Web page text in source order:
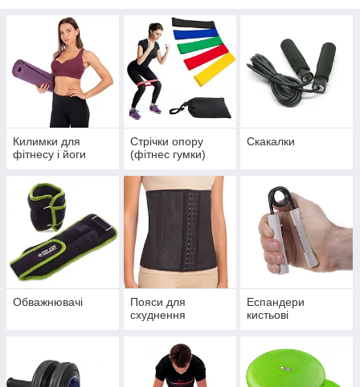
Килимки для
фітнесу і йоги
Стрічки опору
(фітнес гумки)
Скакалки
Обважнювачі
Пояси для
схуднення
Еспандери
кистьові